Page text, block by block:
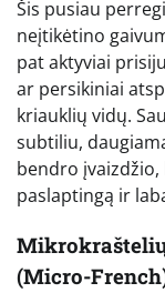
Šis pusiau
neįtikėtino
pat aktyviai
ar persikiniai
kriauklių vidų.
subtiliu,
bendro
paslaptingą ir
(Micro-